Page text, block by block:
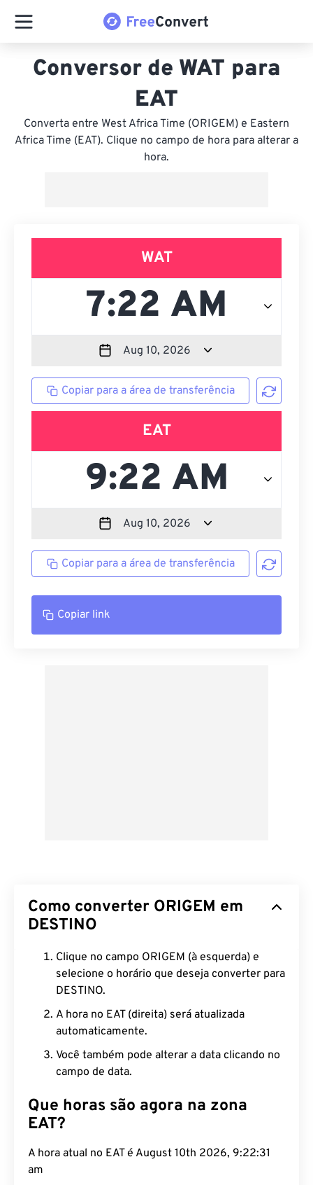
Conversor de WAT para
EAT
Converta entre West Africa Time (ORIGEM) e Eastern
Africa Time (EAT). Clique no campo de hora para alterar a
hora.
WAT
Copiar para a área de transferência
EAT
Copiar para a área de transferência
Copiar link
Como converter ORIGEM em
DESTINO
Clique no campo ORIGEM (à esquerda) e
selecione o horário que deseja converter para
DESTINO.
A hora no EAT (direita) será atualizada
automaticamente.
Você também pode alterar a data clicando no
campo de data.
Que horas são agora na zona
EAT?
A hora atual no EAT é August 10th 2026, 9:22:32
am